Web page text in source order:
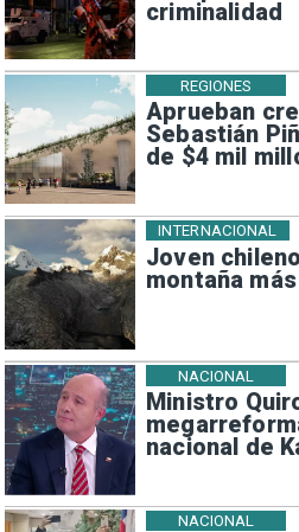
criminalidad
Aprueban
Sebastián
de $4 mil
REGIONES
Joven
montaña
INTERNACIONAL
Ministro
nacional de
NACIONAL
NACIONAL